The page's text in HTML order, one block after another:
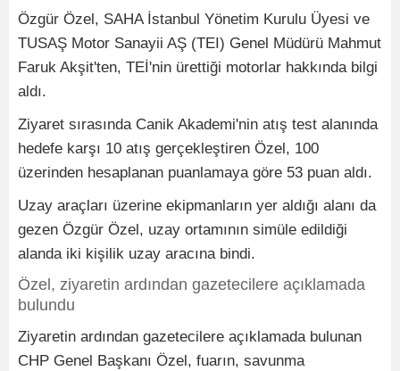
Özgür Özel, SAHA İstanbul Yönetim Kurulu Üyesi ve
TUSAŞ Motor Sanayii AŞ (TEI) Genel Müdürü Mahmut
Faruk Akşit'ten, TEİ'nin ürettiği motorlar hakkında bilgi
aldı.
Ziyaret sırasında Canik Akademi'nin atış test alanında
hedefe karşı 10 atış gerçekleştiren Özel, 100
üzerinden hesaplanan puanlamaya göre 53 puan aldı.
Uzay araçları üzerine ekipmanların yer aldığı alanı da
gezen Özgür Özel, uzay ortamının simüle edildiği
alanda iki kişilik uzay aracına bindi.
Özel, ziyaretin ardından gazetecilere açıklamada
bulundu
Ziyaretin ardından gazetecilere açıklamada bulunan
CHP Genel Başkanı Özel, fuarın, savunma